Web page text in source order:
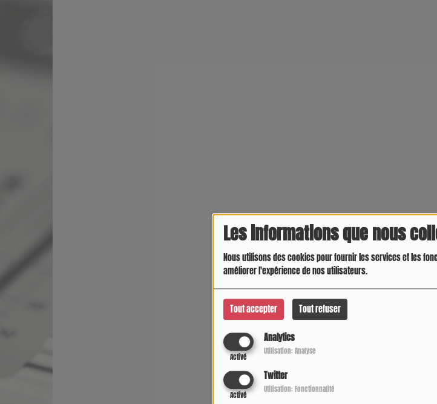
Les informations que nous
Nous utilisons des cookies pour fournir les services et les
améliorer l'expérience de nos utilisateurs.
Tout accepter Tout refuser
Analytics
Activé
Utilisation: Analyse
Twitter
Activé
Utilisation: Fonctionnalité